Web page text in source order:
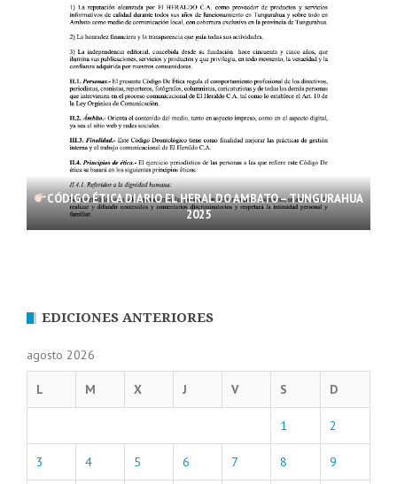
CÓDIGO ÉTICA DIARIO EL HERALDO AMBATO – TUNGURAHUA
2025
EDICIONES ANTERIORES
agosto 2026
L M X J V S D
1 2
3 4 5 6 7 8 9